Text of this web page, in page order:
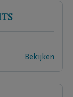
Bekijken